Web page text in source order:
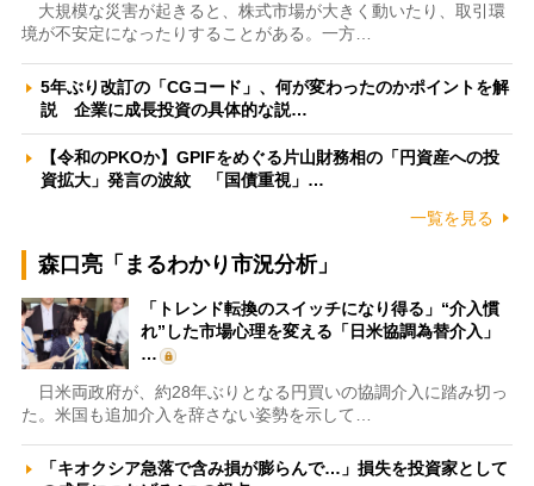
大規模な災害が起きると、株式市場が大きく動いたり、取引環
境が不安定になったりすることがある。一方…
5年ぶり改訂の「CGコード」、何が変わったのかポイントを解
説 企業に成長投資の具体的な説…
【令和のPKOか】GPIFをめぐる片山財務相の「円資産への投
資拡大」発言の波紋 「国債重視」…
一覧を見る
森口亮「まるわかり市況分析」
「トレンド転換のスイッチになり得る」“介入慣
れ”した市場心理を変える「日米協調為替介入」
…
日米両政府が、約28年ぶりとなる円買いの協調介入に踏み切っ
た。米国も追加介入を辞さない姿勢を示して…
「キオクシア急落で含み損が膨らんで…」損失を投資家として